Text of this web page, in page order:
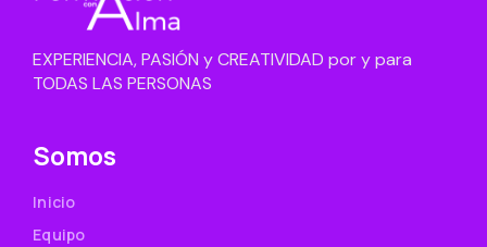
EXPERIENCIA, PASIÓN y CREATIVIDAD por y para
TODAS LAS PERSONAS
Somos
Inicio
Equipo